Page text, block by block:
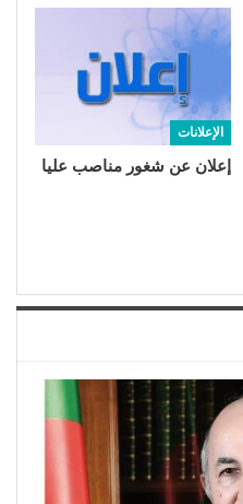
الإعلانات
إعلان عن شغور مناصب عليا